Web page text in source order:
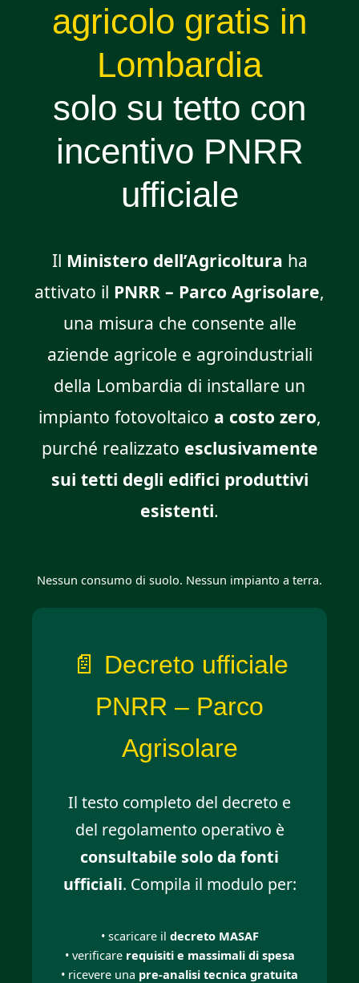
agricolo gratis in
Lombardia
solo su tetto con
incentivo PNRR
ufficiale
Il Ministero dell’Agricoltura ha
attivato il PNRR – Parco Agrisolare,
una misura che consente alle
aziende agricole e agroindustriali
della Lombardia di installare un
impianto fotovoltaico a costo zero,
purché realizzato esclusivamente
sui tetti degli edifici produttivi
esistenti.
Nessun consumo di suolo. Nessun impianto a terra.
📄 Decreto ufficiale
PNRR – Parco
Agrisolare
Il testo completo del decreto e
del regolamento operativo è
consultabile solo da fonti
ufficiali. Compila il modulo per:
• scaricare il decreto MASAF
• verificare requisiti e massimali di spesa
• ricevere una pre-analisi tecnica gratuita